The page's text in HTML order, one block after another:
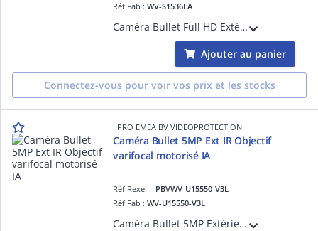
Réf Fab :WV-S1536LA
Caméra Bullet Full HD Extérieur Antivandale IK10, H265 H264, 0,009 lux Couleur, Led IR 50m, 144dB, Objectif varifocal motorisé 2.9-9mm, avec plateforme ouverte d'intelligence artificielle, Digital Certificates by GlobalSign, FIPS 140-2 Leve
Ajouter au panier
Connectez-vous pour voir vos prix et les stocks
I PRO EMEA BV VIDEOPROTECTION
Caméra Bullet 5MP Ext IR Objectif
varifocal motorisé IA
Réf Rexel : PBVWV-U15550-V3L
Réf Fab :WV-U15550-V3L
Caméra Bullet 5MP Extérieur IP66 & IK10 H.265 - 2560x1440 @ 30 ips - LED IR 28m, 0.07 lux couleur, Objectif varifocal motorisé 3.2 à 10.2mm (102 à 28°), avec plateforme ouverte d'intelligence artificielle, Digital Certificates by GlobalSign